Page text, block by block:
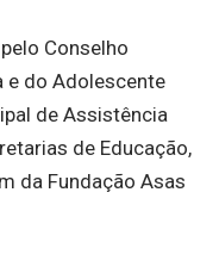
Conselho
e do Adolescente
de Assistência
de Educação,
da Fundação Asas